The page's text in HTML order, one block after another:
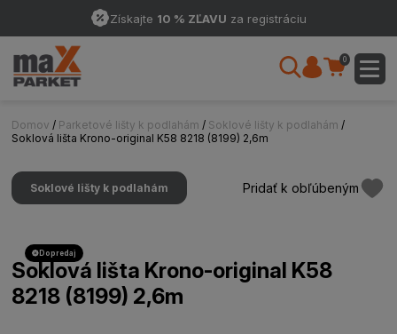
Získajte 10 % ZĽAVU za registráciu
0
Domov / Parketové lišty k podlahám / Soklové lišty k podlahám /
Soklová lišta Krono-original K58 8218 (8199) 2,6m
Soklové lišty k podlahám Pridať k obľúbeným
Dopredaj
Soklová lišta Krono-original K58
8218 (8199) 2,6m